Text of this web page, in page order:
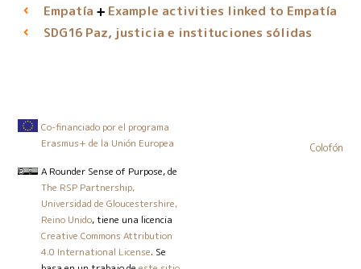
Empatía
Example activities linked to Empatía
SDG16Paz, justicia e instituciones sólidas
Co-financiado por el programa
Erasmus+ de la Unión Europea
A Rounder Sense of Purpose, de
The RSP Partnership,
Universidad de Gloucestershire,
Reino Unido, tiene una licencia
Creative Commons Attribution
4.0 International License. Se
Colofón